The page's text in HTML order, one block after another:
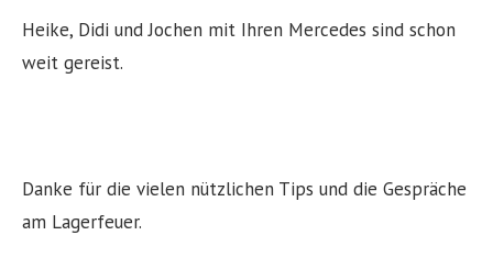
Heike, Didi und Jochen mit Ihren Mercedes sind schon
weit gereist.
Danke für die vielen nützlichen Tips und die Gespräche
am Lagerfeuer.